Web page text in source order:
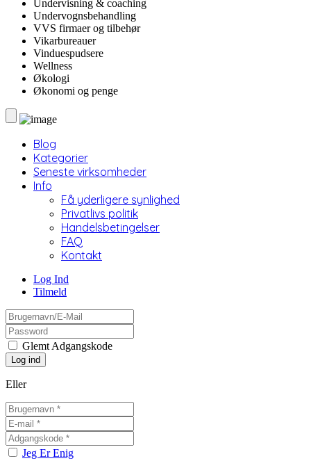
Undervisning & coaching
Undervognsbehandling
VVS firmaer og tilbehør
Vikarbureauer
Vinduespudsere
Wellness
Økologi
Økonomi og penge
Blog
Kategorier
Seneste virksomheder
Info
Få yderligere synlighed
Privatlivs politik
Handelsbetingelser
FAQ
Kontakt
Log Ind
Tilmeld
Glemt Adgangskode
Eller
Jeg Er Enig